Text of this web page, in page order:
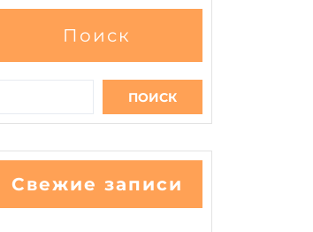
Поиск
ПОИСК
Свежие записи